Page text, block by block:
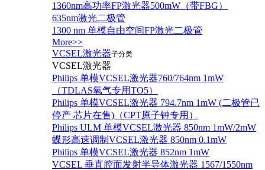
1360nm高功率FP激光器500mW（带FBG）
635nm激光二极管
1300 nm 单模自由空间FP激光二极管
More>>
VCSEL激光器子分类
VCSEL激光器
Philips 单模VCSEL激光器760/764nm 1mW
（TDLAS氧气专用TO5）
Philips 单模VCSEL激光器 794.7nm 1mW (二极管已
停产 芯片在售)（CPT原子钟专用）
Philips ULM 单模VCSEL激光器 850nm 1mW/2mW
蝶形高速调制VCSEL激光器 850nm 0.1mW
Philips 单模VCSEL激光器 852nm 1mW
VCSEL 垂直腔面发射半导体激光器 1567/1550nm